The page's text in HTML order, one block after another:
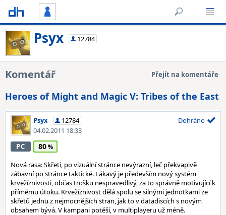
Psyx 12784
Komentář Přejít na komentáře
Heroes of Might and Magic V: Tribes of the East
Psyx
12784
04.02.2011 18:33
Dohráno
PC 80
Nová rasa: Skřeti, po vizuální stránce nevýrazní, leč překvapivě
zábavní po stránce taktické. Lákavý je především nový systém
krvežíznivosti, občas trošku nespravedlivý, za to správně motivující k
přímému útoku. Krvežíznivost dělá spolu se silnými jednotkami ze
skřetů jednu z nejmocnějších stran, jak to v datadiscích s novým
obsahem bývá. V kampani potěší, v multiplayeru už méně.